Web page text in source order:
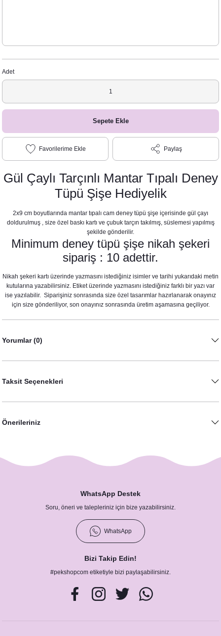
Adet
Sepete Ekle
Paylaş
Gül Çaylı Tarçınlı Mantar Tıpalı Deney
Tüpü Şişe Hediyelik
2x9 cm boyutlarında mantar tıpalı cam deney tüpü şişe içerisinde gül çayı
doldurulmuş , size özel baskı kartı ve çubuk tarçın takılmış, süslemesi yapılmış
şekilde gönderilir.
Minimum deney tüpü şişe nikah şekeri
sipariş : 10 adettir.
Nikah şekeri kartı üzerinde yazmasını istediğiniz isimler ve tarihi yukarıdaki metin
kutularına yazabilirsiniz. Etiket üzerinde yazmasını istediğiniz farklı bir yazı var
ise yazılabilir. Siparişiniz sonrasında size özel tasarımlar hazırlanarak onayınız
için size gönderiliyor, son onayınız sonrasında üretim aşamasına geçiliyor.
Yorumlar (0)
Taksit Seçenekleri
Önerileriniz
WhatsApp Destek
Soru, öneri ve talepleriniz için bize yazabilirsiniz.
WhatsApp
Bizi Takip Edin!
#pekshopcom etiketiyle bizi paylaşabilirsiniz.